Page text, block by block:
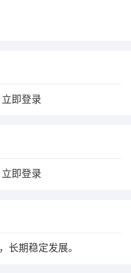
立即登录
立即登录
长期稳定发展。